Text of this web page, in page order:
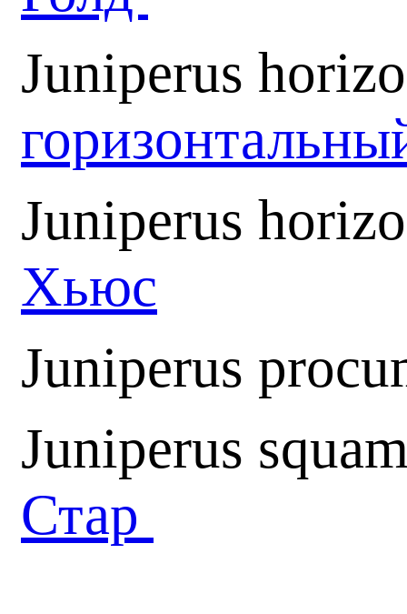
Juniperus
Juniperus
Хьюс
Juniperus
Juniperus
Стар